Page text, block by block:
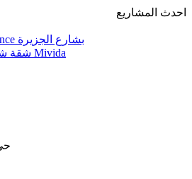
Skip
احدث المشاريع
فيلا كومبوند Grand Residence بشارع الجزيرة
شقة شارع التسعين امام كومبوند Mivida